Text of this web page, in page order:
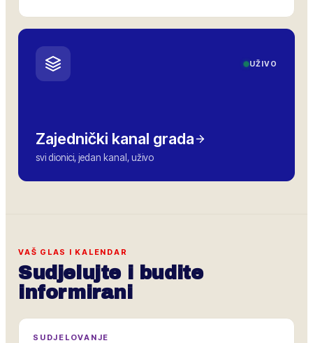
UŽIVO
Zajednički kanal grada
svi dionici, jedan kanal, uživo
VAŠ GLAS I KALENDAR
Sudjelujte i budite
informirani
SUDJELOVANJE